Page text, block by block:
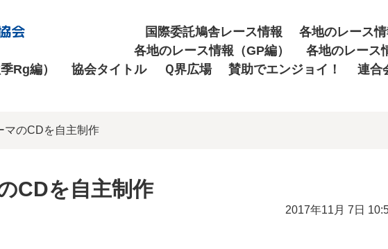
会
国際委託鳩舎レース情報 各地のレース情
各地のレース情報（GP編）
各地のレース
Rg編）
協会タイトル Ｑ界広場 賛助でエンジョイ！ 連合
マのCDを自主制作
CDを自主制作
2017年11月 7日